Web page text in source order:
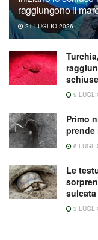
raggiungono il
21 LUGLIO 2026
9
Primo
prende
6
Le
3